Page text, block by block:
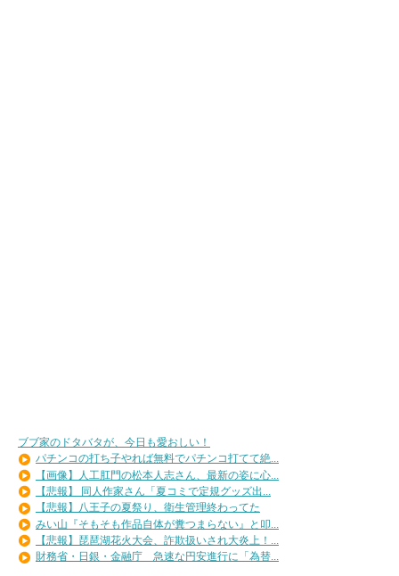
ブブ家のドタバタが、今日も愛おしい！
パチンコの打ち子やれば無料でパチンコ打てて絶...
【画像】人工肛門の松本人志さん、最新の姿に心...
【悲報】 同人作家さん「夏コミで定規グッズ出...
【悲報】八王子の夏祭り、衛生管理終わってた
みい山『そもそも作品自体が糞つまらない』と叩...
【悲報】琵琶湖花火大会、詐欺扱いされ大炎上！...
財務省・日銀・金融庁 急速な円安進行に「為替...